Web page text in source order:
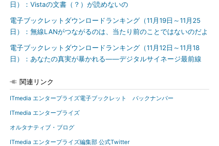
日）：Vistaの文書（？）が読めないの
電子ブックレットダウンロードランキング（11月19日～11月25
日）：無線LANがつながるのは、当たり前のことではないのだよ
電子ブックレットダウンロードランキング（11月12日～11月18
日）：あなたの真実が暴かれる――デジタルサイネージ最前線
関連リンク
ITmedia エンタープライズ電子ブックレット バックナンバー
ITmedia エンタープライズ
オルタナティブ・ブログ
ITmedia エンタープライズ編集部 公式Twitter